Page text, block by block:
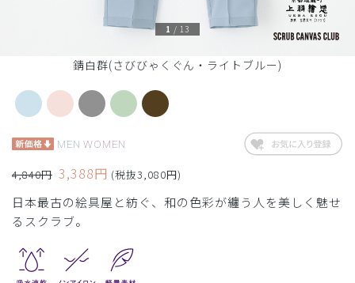
錆白群(さびびゃくぐん・ライトブルー)
1 / 13
MEN WOMEN
4,840円 3,388円 (税抜3,080円)
日本最古の絵具屋と紡ぐ、和の色彩が纏う人を美しく魅せ
るスクラブ。